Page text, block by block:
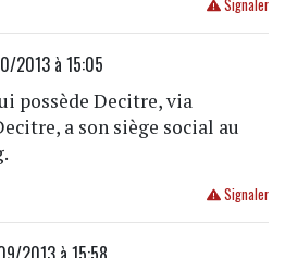
Signaler
2013 à 15:05
possède Decitre, via
a son siège social au
Signaler